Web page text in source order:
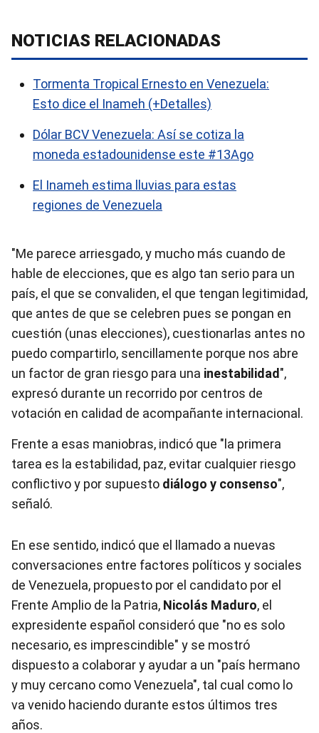
NOTICIAS RELACIONADAS
Tormenta Tropical Ernesto en Venezuela:
Esto dice el Inameh (+Detalles)
Dólar BCV Venezuela: Así se cotiza la
moneda estadounidense este #13Ago
El Inameh estima lluvias para estas
regiones de Venezuela
"Me parece arriesgado, y mucho más cuando de
hable de elecciones, que es algo tan serio para un
país, el que se convaliden, el que tengan legitimidad,
que antes de que se celebren pues se pongan en
cuestión (unas elecciones), cuestionarlas antes no
puedo compartirlo, sencillamente porque nos abre
un factor de gran riesgo para una inestabilidad ",
expresó durante un recorrido por centros de
votación en calidad de acompañante internacional.
Frente a esas maniobras, indicó que "la primera
tarea es la estabilidad, paz, evitar cualquier riesgo
conflictivo y por supuesto diálogo y consenso",
señaló.
En ese sentido, indicó que el llamado a nuevas
conversaciones entre factores políticos y sociales
de Venezuela, propuesto por el candidato por el
Frente Amplio de la Patria, Nicolás Maduro, el
expresidente español consideró que "no es solo
necesario, es imprescindible" y se mostró
dispuesto a colaborar y ayudar a un "país hermano
y muy cercano como Venezuela", tal cual como lo
va venido haciendo durante estos últimos tres
años.